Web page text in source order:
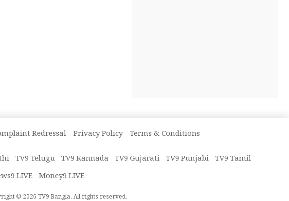
Redressal Privacy Policy Terms & Conditions
TV9 Telugu TV9 Kannada TV9 Gujarati TV9 Punjabi TV9 Tamil
LIVE Money9 LIVE
© 2026 TV9 Bangla. All rights reserved.